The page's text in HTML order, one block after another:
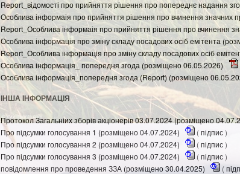
Report_відомості про прийняття рішення про попереднє надання
Особлива інформаія про прийняття рішення про вчинення значних
Report_Особлива інформаія про прийняття рішення про вчинення
Особлива інформація про зміну складу посадових осіб емітента
Report_Особлива інформація про зміну складу посадових осіб
Особлива інформація_ попередня згода (розміщено 06.05.2026)
Особлива інформація_попередня згода (Report) (розміщено
ІНША ІНФОРМАЦІЯ
Протокол Загальніих зборів акціонерів 03.07.2024 (розміщено
Про підсумки голосування 1 (розміщено 04.07.2024)
(підпис)
Про підсумки голосування 2 (розміщено 04.07.2024)
(підпис)
Про підсумки голосування 3 (розміщено 04.07.2024)
(підпис)
повідомлення про проведення ЗЗА (розміщено 30.04.2025)
(